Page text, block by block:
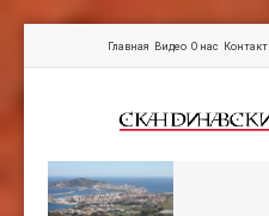
Главная Видео О нас Контакт